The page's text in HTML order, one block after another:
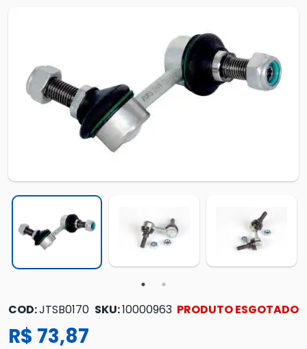
COD:JTSB0170 SKU:10000963 PRODUTO ESGOTADO
R$ 73,87